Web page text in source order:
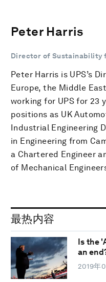
Peter Harris
Director of Sustainability
Peter Harris is UPS’s
Europe, the Middle
working for UPS for 23
positions as UK
Industrial Engineering
in Engineering from
a Chartered Engineer
of Mechanical
最热内容
Is the
an
2019年